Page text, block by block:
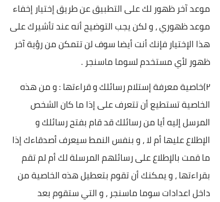
موعد آخر ظهور لك على التطبيق عن طريق إختيار إخفاء
موعد ظهوري ، و لكن يجب التوضيح أنه عند تأشيرك على
هذا الإختيار فإنك أنت أيضا سوف لن تتمكن من رؤية آخر
ظهور لأي مستخدم لسوما ماسنجر .
٢)خاصية معرفة إستلام رسائلك و قراءتها : و من هذه
الخاصية تستطيع أن تتعرف على إذا ما كان الشخص
المرسل إليه أيا من رسائلك قد قام بفتح رسائلك و
الإطلاع عليها أم لا ، و بنفس النمط سيعرف أصدقاءك إذا
ما قمت بالإطلاع على رسائلهم المرسلة لك أم لم تقم
بقراءتها ، و يمكنك أن تقوم بتعطيل هذه الخاصية من
داخل اعدادات سوما ماسنجر ، و التي ستقوم بعد